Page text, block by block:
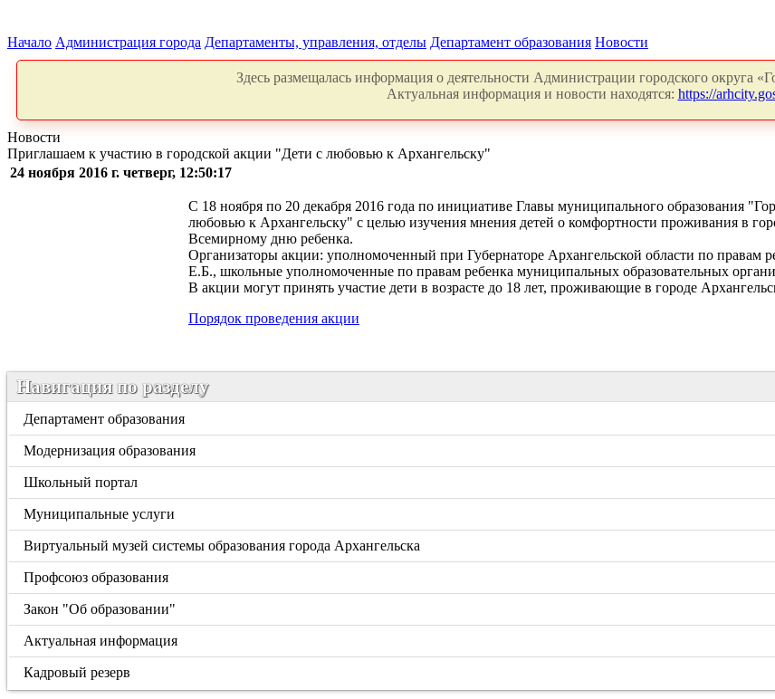
Начало Администрация города Департаменты, управления, отделы Департамент образования Новости
Здесь размещалась информация о деятельности Администрации городского округа
Актуальная информация и новости находятся: https://
Новости
Приглашаем к участию в городской акции "Дети с любовью к Архангельску"
24 ноября 2016 г. четверг, 12:50:17
С 18 ноября по 20 декабря 2016 года по инициативе Главы муниципального образования
любовью к Архангельску" с целью изучения мнения детей о комфортности проживания в
Всемирному дню ребенка.
Организаторы акции: уполномоченный при Губернаторе Архангельской области по
Е.Б., школьные уполномоченные по правам ребенка муниципальных образовательных
В акции могут принять участие дети в возрасте до 18 лет, проживающие в городе
Порядок проведения акции
Навигация по разделу
Департамент образования
Модернизация образования
Школьный портал
Муниципальные услуги
Виртуальный музей системы образования города Архангельска
Профсоюз образования
Закон "Об образовании"
Актуальная информация
Кадровый резерв